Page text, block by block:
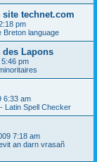
technet.com
pm
Breton language
des Lapons
pm
6:33 am
Latin Spell Checker
7:18 am
an darn vrasañ